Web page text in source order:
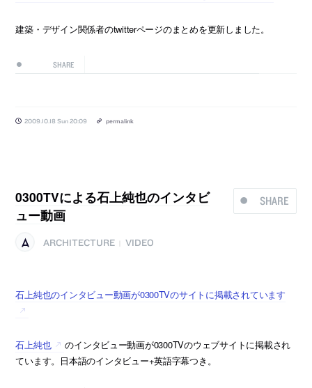
建築・デザイン関係者のtwitterページのまとめを更新しました。
SHARE
2009.10.18 Sun 20:09 permalink
SHARE
0300TVによる石上純也のインタビ
ュー動画
ARCHITECTURE VIDEO
石上純也のインタビュー動画が0300TVのサイトに掲載されています
石上純也
のインタビュー動画が0300TVのウェブサイトに掲載され
ています。日本語のインタビュー+英語字幕つき。